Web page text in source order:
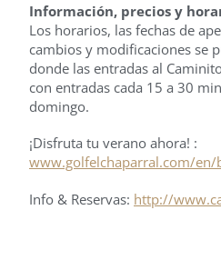
Información, precios y
Los horarios, las fechas de
cambios y modificaciones se
donde las entradas al
con entradas cada 15 a 30
domingo.
¡Disfruta tu verano ahora! :
www.golfelchaparral.com/
Info & Reservas: http://